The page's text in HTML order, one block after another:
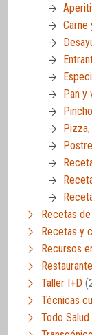
Carne
Pan y
Recetas
Recetas y
Recursos
Taller I+D
Técnicas
Todo Salud